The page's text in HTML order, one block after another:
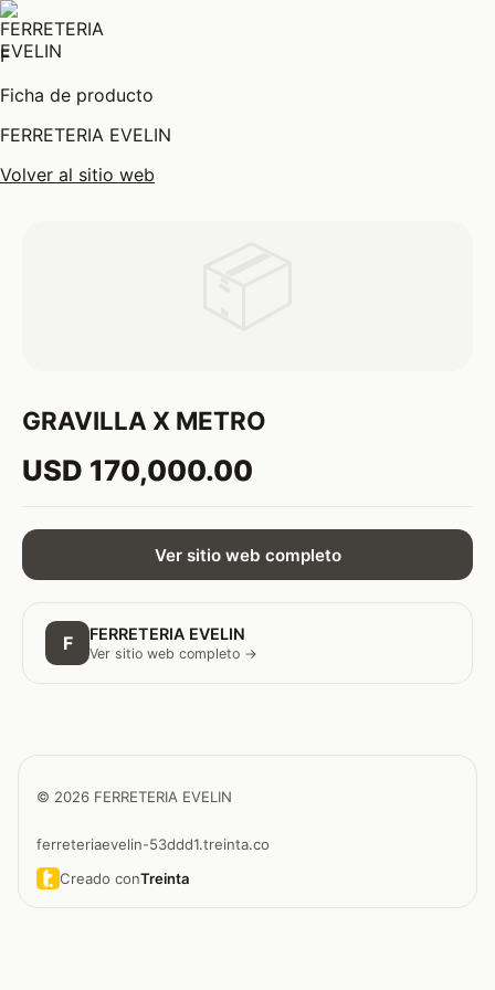
F
Ficha de producto
FERRETERIA EVELIN
Volver al sitio web
GRAVILLA X METRO
USD 170,000.00
Ver sitio web completo
F FERRETERIA EVELIN
Ver sitio web completo →
© 2026 FERRETERIA EVELIN
ferreteriaevelin-53ddd1.treinta.co
Creado conTreinta